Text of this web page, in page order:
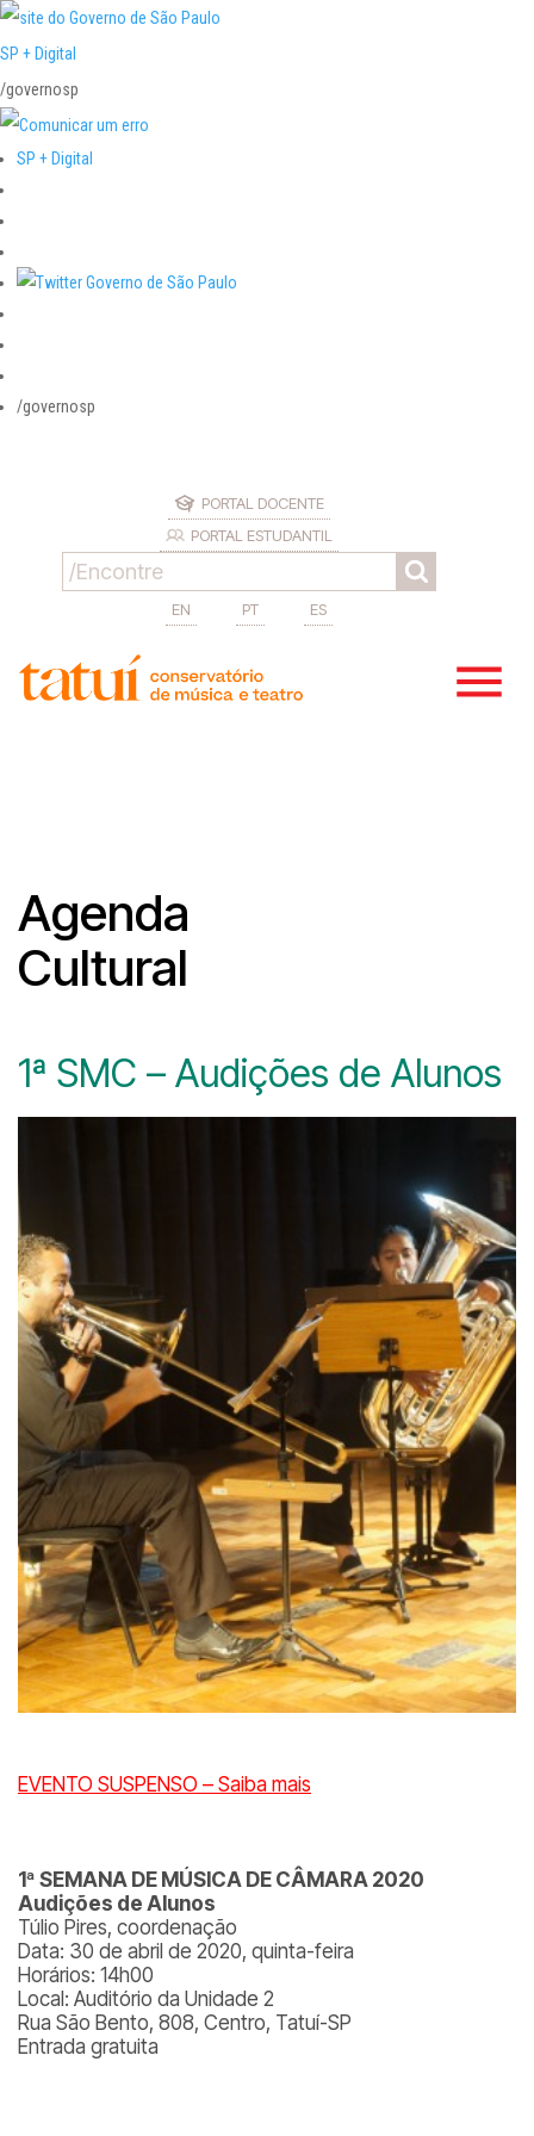
SP + Digital
/governosp
SP + Digital
/governosp
PORTAL DOCENTE
PORTAL ESTUDANTIL
EN PT ES
Agenda
Cultural
1ª SMC – Audições de Alunos
EVENTO SUSPENSO – Saiba mais
1ª SEMANA DE MÚSICA DE CÂMARA 2020
Audições de Alunos
Túlio Pires, coordenação
Data: 30 de abril de 2020, quinta-feira
Horários: 14h00
Local: Auditório da Unidade 2
Rua São Bento, 808, Centro, Tatuí-SP
Entrada gratuita